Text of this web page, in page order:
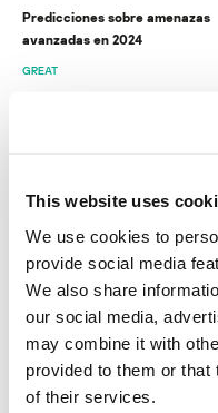
This website uses
We use cookies to
provide social media
We also share
our social media,
may combine it with
provided to them or that
of their services.
Predicciones sobre amenazas
avanzadas en 2024
GREAT
Kaspersky proporciona
del APT BlindEagle. Grupo
individuos en Colombia,
América Latina.
Tácticas, técnicas y
APT asiáticos modernos